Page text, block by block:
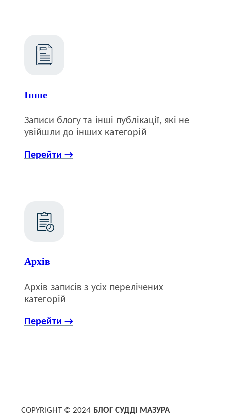
Інше
Записи блогу та інші публікації, які не
увійшли до інших категорій
Перейти →
Архів
Архів записів з усіх перелічених
категорій
Перейти →
COPYRIGHT © 2024 БЛОГ СУДДІ МАЗУРА